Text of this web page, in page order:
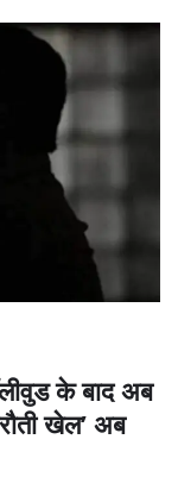
के बाद अब
खेल’ अब